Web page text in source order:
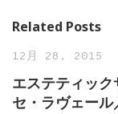
Related Posts
12月 28, 2015
エステティック
セ・ラヴェール